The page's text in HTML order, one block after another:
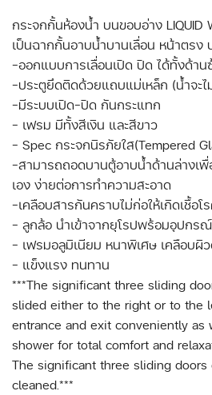
กระจกกั้นห้องน้ำ บนขอบอ่าง LIQUID
เป็นฉากกั้นอาบน้ำบานเลื่อน หน้าตรง
-ออกแบบการเลื่อนเปิด ปิด ได้ทั้งด้าน
-ประตูยึดติดด้วยแถบแม่เหล็ก (น้ำจะไ
-มีระบบเปิด-ปิด กันกระแทก
- เฟรม มีทั้งสีเงิน และสีขาว
- Spec กระจกนิรภัยใส(Tempered
-สามารถถอดบานตู้อาบน้ำด้านล่างเ
เอง ง่ายต่อการทำความสะอาด
-เคลือบสารกันคราบไม่ก่อให้เกิดเชื้อโ
- ลูกล้อ นำเข้าจากยุโรปพร้อมอุปกร
- เฟรมอลูมิเนียม หนาพิเศษ เคลือบผิ
- แข็งแรง ทนทาน
***The significant three sliding
slided either to the right or to the
entrance and exit conveniently
shower for total comfort and
The significant three sliding doors
cleaned.***